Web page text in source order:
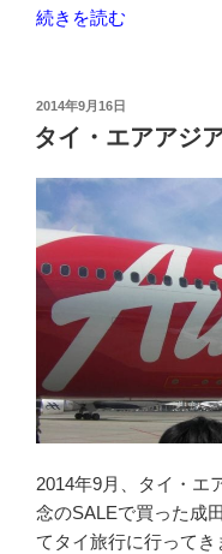
加
の
“タ
部
の
ェ
ン
ラ
イ
で
び
り
4
泊”
の
続きを読む
投
稿
日:
2014年9月16日
タイ・エアアジ
2014年9月、タイ・
念のSALEで買った成
てタイ旅行に行ってき